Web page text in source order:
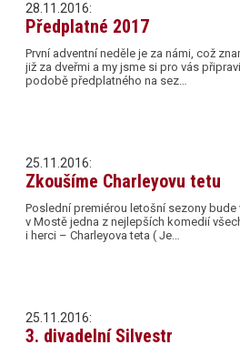
28.11.2016:
Předplatné 2017
První adventní neděle je za námi, což
již za dveřmi a my jsme si pro vás
podobě předplatného na sez…
25.11.2016:
Zkoušíme Charleyovu tetu
Poslední premiérou letošní sezony
v Mostě jedna z nejlepších komedií
i herci – Charleyova teta ( Je…
25.11.2016:
3. divadelní Silvestr